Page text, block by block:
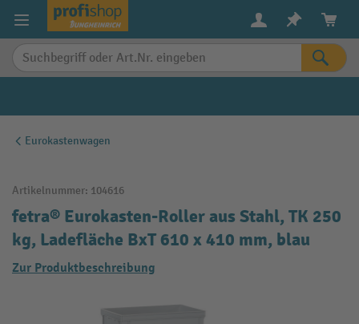
springen
Eurokastenwagen
Artikelnummer: 104616
fetra® Eurokasten-Roller aus Stahl, TK 250
kg, Ladefläche BxT 610 x 410 mm, blau
Zur Produktbeschreibung